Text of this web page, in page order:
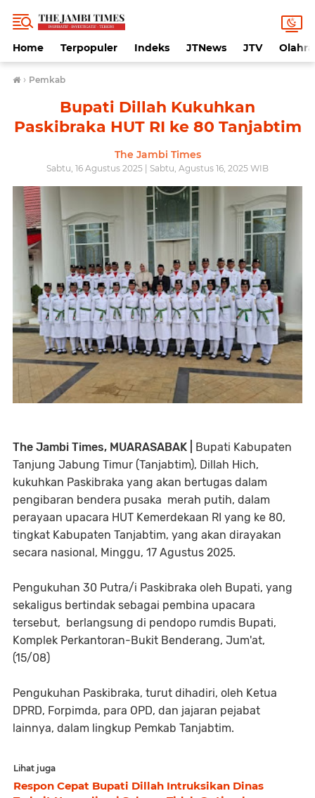
Home Terpopuler Indeks JTNews JTV
› Pemkab
Bupati Dillah Kukuhkan
Paskibraka HUT RI ke 80 Tanjabtim
The Jambi Times
Sabtu, 16 Agustus 2025 | Sabtu, Agustus 16, 2025 WIB
The Jambi Times, MUARASABAK |
Bupati Kabupaten
Tanjung Jabung Timur (Tanjabtim), Dillah Hich,
kukuhkan Paskibraka yang akan bertugas dalam
pengibaran bendera pusaka merah putih, dalam
perayaan upacara HUT Kemerdekaan RI yang ke 80,
tingkat Kabupaten Tanjabtim, yang akan dirayakan
secara nasional, Minggu, 17 Agustus 2025.
Pengukuhan 30 Putra/i Paskibraka oleh Bupati, yang
sekaligus bertindak sebagai pembina upacara
tersebut, berlangsung di pendopo rumdis Bupati,
Komplek Perkantoran-Bukit Benderang, Jum'at,
(15/08)
Pengukuhan Paskibraka, turut dihadiri, oleh Ketua
DPRD, Forpimda, para OPD, dan jajaran pejabat
lainnya, dalam lingkup Pemkab Tanjabtim.
Lihat juga
Respon Cepat Bupati Dillah Intruksikan Dinas